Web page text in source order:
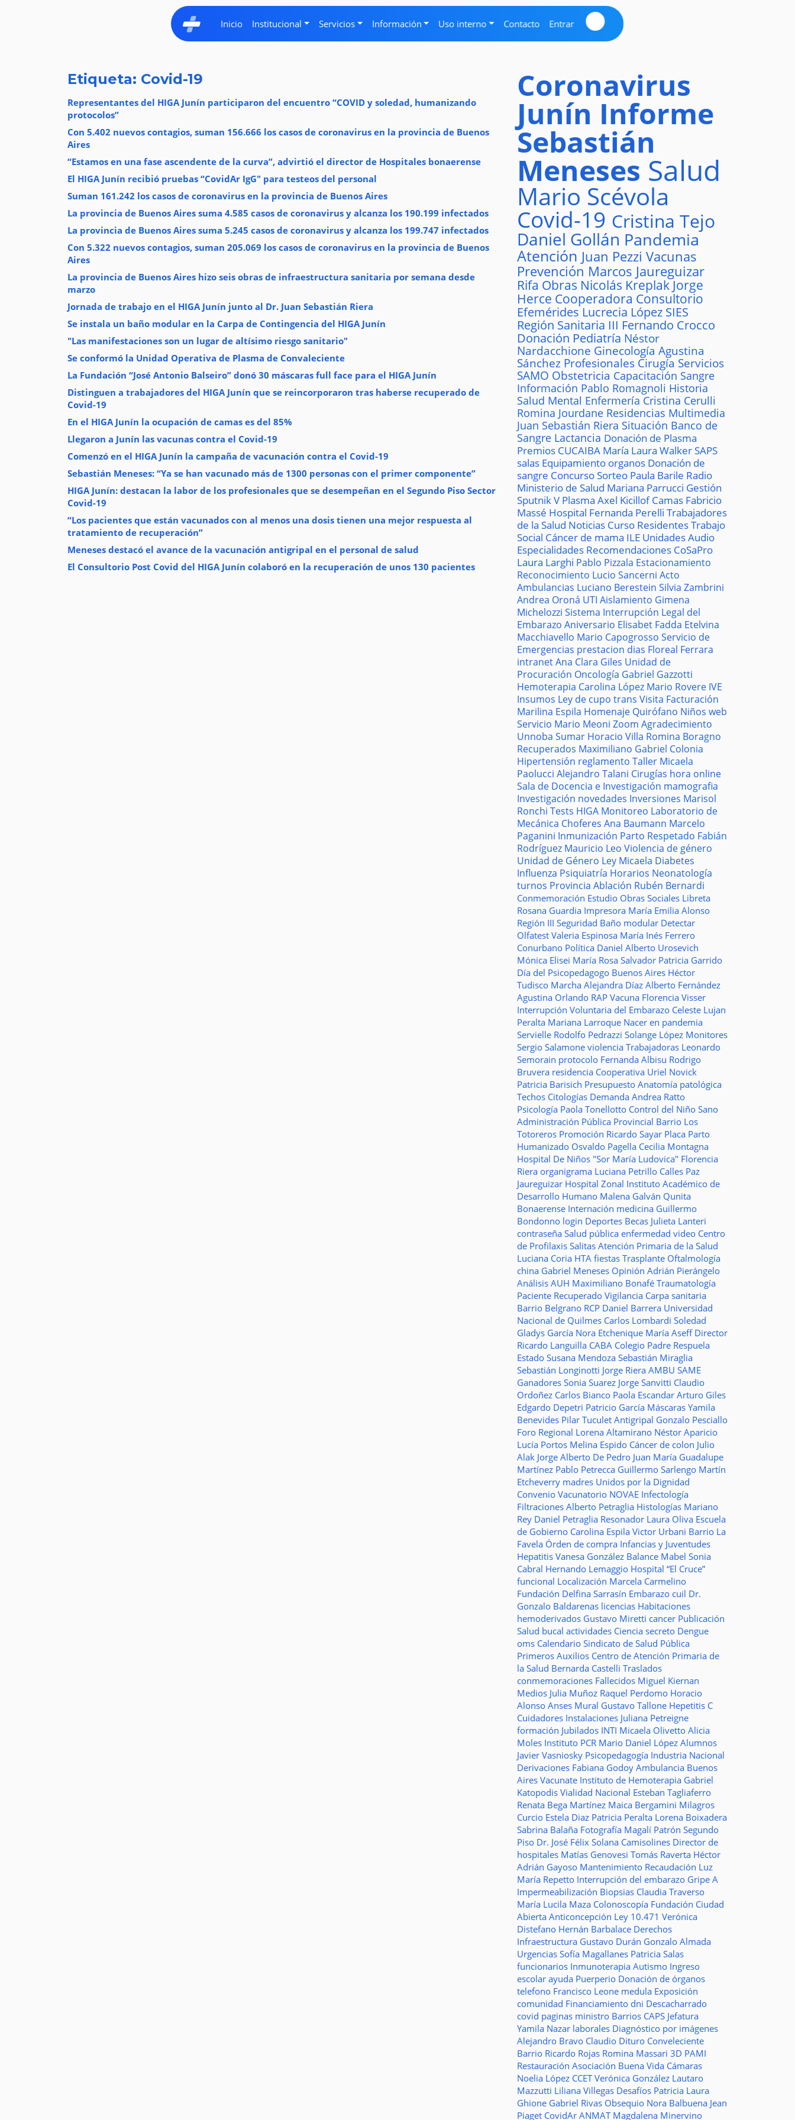
Inicio Institucional Servicios Información Uso interno Contacto Entrar
Etiqueta: Covid-19
Representantes del HIGA Junín participaron del encuentro “COVID y soledad, humanizando
protocolos”
Con 5.402 nuevos contagios, suman 156.666 los casos de coronavirus en la provincia de Buenos
Aires
“Estamos en una fase ascendente de la curva”, advirtió el director de Hospitales bonaerense
El HIGA Junín recibió pruebas “CovidAr IgG" para testeos del personal
Suman 161.242 los casos de coronavirus en la provincia de Buenos Aires
La provincia de Buenos Aires suma 4.585 casos de coronavirus y alcanza los 190.199 infectados
La provincia de Buenos Aires suma 5.245 casos de coronavirus y alcanza los 199.747 infectados
Con 5.322 nuevos contagios, suman 205.069 los casos de coronavirus en la provincia de Buenos
Aires
La provincia de Buenos Aires hizo seis obras de infraestructura sanitaria por semana desde
marzo
Jornada de trabajo en el HIGA Junín junto al Dr. Juan Sebastián Riera
Se instala un baño modular en la Carpa de Contingencia del HIGA Junín
"Las manifestaciones son un lugar de altísimo riesgo sanitario"
Se conformó la Unidad Operativa de Plasma de Convaleciente
La Fundación “José Antonio Balseiro” donó 30 máscaras full face para el HIGA Junín
Distinguen a trabajadores del HIGA Junín que se reincorporaron tras haberse recuperado de
Covid-19
En el HIGA Junín la ocupación de camas es del 85%
Llegaron a Junín las vacunas contra el Covid-19
Comenzó en el HIGA Junín la campaña de vacunación contra el Covid-19
Sebastián Meneses: “Ya se han vacunado más de 1300 personas con el primer componente”
HIGA Junín: destacan la labor de los profesionales que se desempeñan en el Segundo Piso Sector
Covid-19
“Los pacientes que están vacunados con al menos una dosis tienen una mejor respuesta al
tratamiento de recuperación”
Meneses destacó el avance de la vacunación antigripal en el personal de salud
El Consultorio Post Covid del HIGA Junín colaboró en la recuperación de unos 130 pacientes
Coronavirus
Junín Informe
Sebastián
Meneses Salud
Mario Scévola
Covid-19 Cristina Tejo
Daniel Gollán Pandemia
Atención Juan Pezzi Vacunas
Prevención Marcos Jaureguizar
Rifa Obras Nicolás Kreplak Jorge
Herce Cooperadora Consultorio
Efemérides Lucrecia López SIES
Región Sanitaria III Fernando Crocco
Donación Pediatría Néstor
Nardacchione Ginecología Agustina
Sánchez Profesionales Cirugía Servicios
SAMO Obstetricia Capacitación Sangre
Información Pablo Romagnoli Historia
Salud Mental Enfermería Cristina Cerulli
Romina Jourdane Residencias Multimedia
Juan Sebastián Riera Situación Banco de
Sangre Lactancia Donación de Plasma
Premios CUCAIBA María Laura WalkerSAPS
salas Equipamiento organos Donación de
sangre ConcursoSorteo Paula Barile Radio
Ministerio de Salud Mariana Parrucci Gestión
Sputnik V Plasma Axel KicillofCamas Fabricio
Massé Hospital Fernanda Perelli Trabajadores
de la Salud Noticias Curso ResidentesTrabajo
Social Cáncer de mama ILE UnidadesAudio
Especialidades Recomendaciones CoSaPro
Laura Larghi Pablo Pizzala Estacionamiento
Reconocimiento Lucio Sancerni Acto
Ambulancias Luciano Berestein Silvia Zambrini
Andrea Oroná UTI Aislamiento Gimena
Michelozzi Sistema Interrupción Legal del
Embarazo Aniversario Elisabet Fadda Etelvina
Macchiavello Mario Capogrosso Servicio de
Emergencias prestacion dias Floreal Ferrara
intranetAna Clara Giles Unidad de
Procuración Oncología Gabriel Gazzotti
Hemoterapia Carolina López Mario Rovere IVE
Insumos Ley de cupo trans Visita Facturación
Marilina Espila Homenaje Quirófano Niños web
Servicio Mario Meoni Zoom Agradecimiento
Unnoba Sumar Horacio Villa Romina Boragno
Recuperados Maximiliano Gabriel Colonia
Hipertensión reglamento Taller Micaela
Paolucci Alejandro Talani Cirugías hora online
Sala de Docencia e Investigación mamografia
Investigación novedades Inversiones Marisol
Ronchi Tests HIGA Monitoreo Laboratorio de
Mecánica Choferes Ana Baumann Marcelo
Paganini Inmunización Parto Respetado Fabián
Rodríguez Mauricio Leo Violencia de género
Unidad de Género Ley Micaela Diabetes
Influenza Psiquiatría Horarios Neonatología
turnos Provincia Ablación Rubén Bernardi
Conmemoración Estudio Obras Sociales Libreta
Rosana Guardia Impresora María Emilia Alonso
Región III Seguridad Baño modular Detectar
Olfatest Valeria Espinosa María Inés Ferrero
Conurbano Política Daniel Alberto Urosevich
Mónica Elisei María Rosa Salvador Patricia Garrido
Día del Psicopedagogo Buenos Aires Héctor
Tudisco Marcha Alejandra Díaz Alberto Fernández
Agustina Orlando RAP Vacuna Florencia Visser
Interrupción Voluntaria del Embarazo Celeste Lujan
Peralta Mariana Larroque Nacer en pandemia
Servielle Rodolfo Pedrazzi Solange López Monitores
Sergio Salamone violencia Trabajadoras Leonardo
Semorain protocolo Fernanda Albisu Rodrigo
Bruvera residencia Cooperativa Uriel Novick
Patricia Barisich Presupuesto Anatomía patológica
Techos Citologías Demanda Andrea Ratto
Psicología Paola Tonellotto Control del Niño Sano
Administración Pública Provincial Barrio Los
Totoreros Promoción Ricardo Sayar Placa Parto
Humanizado Osvaldo Pagella Cecilia Montagna
Hospital De Niños "Sor María Ludovica" Florencia
Riera organigrama Luciana Petrillo Calles Paz
Jaureguizar Hospital Zonal Instituto Académico de
Desarrollo Humano Malena Galván Qunita
Bonaerense Internación medicina Guillermo
Bondonno login Deportes Becas Julieta Lanteri
contraseña Salud pública enfermedad video Centro
de Profilaxis Salitas Atención Primaria de la Salud
Luciana Coria HTA fiestas Trasplante Oftalmología
china Gabriel Meneses Opinión Adrián Pierángelo
Análisis AUH Maximiliano Bonafé Traumatología
Paciente Recuperado Vigilancia Carpa sanitaria
Barrio Belgrano RCP Daniel Barrera Universidad
Nacional de Quilmes Carlos Lombardi Soledad
Gladys García Nora Etchenique María Aseff Director
Ricardo Languilla CABA Colegio Padre Respuela
Estado Susana Mendoza Sebastián Miraglia
Sebastián Longinotti Jorge Riera AMBU SAME
Ganadores Sonia Suarez Jorge Sanvitti Claudio
Ordoñez Carlos Bianco Paola Escandar Arturo Giles
Edgardo Depetri Patricio García Máscaras Yamila
Benevides Pilar Tuculet Antigripal Gonzalo Pesciallo
Foro Regional Lorena Altamirano Néstor Aparicio
Lucía Portos Melina Espido Cáncer de colon Julio
Alak Jorge Alberto De Pedro Juan María Guadalupe
Martínez Pablo Petrecca Guillermo Sarlengo Martín
Etcheverry madres Unidos por la Dignidad
Convenio Vacunatorio NOVAE Infectología
Filtraciones Alberto Petraglia Histologías Mariano
Rey Daniel Petraglia Resonador Laura Oliva Escuela
de Gobierno Carolina Espila Victor Urbani Barrio La
Favela Órden de compra Infancias y Juventudes
Hepatitis Vanesa González Balance Mabel Sonia
Cabral Hernando Lemaggio Hospital “El Cruce”
funcional Localización Marcela Carmelino
Fundación Delfina Sarrasín Embarazo cuil Dr.
Gonzalo Baldarenas licencias Habitaciones
hemoderivados Gustavo Miretti cancer Publicación
Salud bucal actividades Ciencia secreto Dengue
oms Calendario Sindicato de Salud Pública
Primeros Auxilios Centro de Atención Primaria de
la Salud Bernarda Castelli Traslados
conmemoraciones Fallecidos Miguel Kiernan
Medios Julia Muñoz Raquel Perdomo Horacio
Alonso Anses Mural Gustavo Tallone Hepetitis C
Cuidadores Instalaciones Juliana Petreigne
formación Jubilados INTI Micaela Olivetto Alicia
Moles Instituto PCR Mario Daniel López Alumnos
Javier Vasniosky Psicopedagogía Industria Nacional
Derivaciones Fabiana Godoy Ambulancia Buenos
Aires Vacunate Instituto de Hemoterapia Gabriel
Katopodis Vialidad Nacional Esteban Tagliaferro
Renata Bega Martínez Maica Bergamini Milagros
Curcio Estela Diaz Patricia Peralta Lorena Boixadera
Sabrina Balaña Fotografía Magalí Patrón Segundo
Piso Dr. José Félix Solana Camisolines Director de
hospitales Matías Genovesi Tomás Raverta Héctor
Adrián Gayoso Mantenimiento Recaudación Luz
María Repetto Interrupción del embarazo Gripe A
Impermeabilización Biopsias Claudia Traverso
María Lucila Maza Colonoscopía Fundación Ciudad
Abierta Anticoncepción Ley 10.471 Verónica
Distefano Hernán Barbalace Derechos
Infraestructura Gustavo Durán Gonzalo Almada
Urgencias Sofía Magallanes Patricia Salas
funcionarios Inmunoterapia Autismo Ingreso
escolar ayuda Puerperio Donación de órganos
telefono Francisco Leone medula Exposición
comunidad Financiamiento dni Descacharrado
covid paginas ministro Barrios CAPS Jefatura
Yamila Nazar laborales Diagnóstico por imágenes
Alejandro Bravo Claudio Dituro Conveleciente
Barrio Ricardo Rojas Romina Massari 3D PAMI
Restauración Asociación Buena Vida Cámaras
Noelia López CCETVerónica González Lautaro
Mazzutti Liliana Villegas Desafíos Patricia Laura
Ghione Gabriel Rivas Obsequio Nora Balbuena Jean
Piaget CovidAr ANMAT Magdalena Minervino